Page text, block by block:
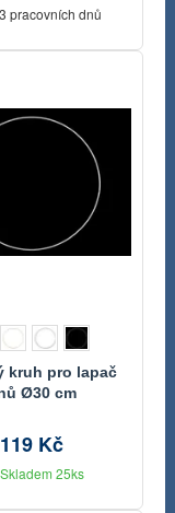
pracovních dnů
kruh pro lapač
Ø30 cm
119 Kč
25ks